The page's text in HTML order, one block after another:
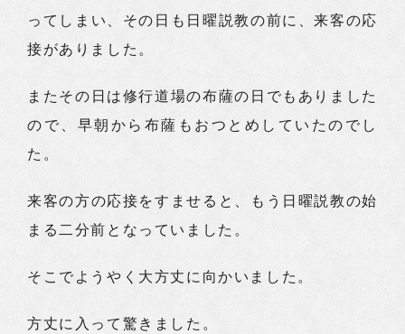
ってしまい、その日も日曜説教の前に、来客の応
接がありました。
またその日は修行道場の布薩の日でもありました
ので、早朝から布薩もおつとめしていたのでし
た。
来客の方の応接をすませると、もう日曜説教の始
まる二分前となっていました。
そこでようやく大方丈に向かいました。
方丈に入って驚きました。